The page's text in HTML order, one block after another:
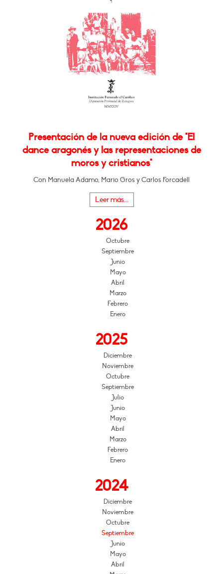
Presentación de la nueva edición de "El
dance aragonés y las representaciones de
moros y cristianos"
Con Manuela Adamo, Mario Gros y Carlos Forcadell
Leer más...
2026
Octubre
Septiembre
Junio
Mayo
Abril
Marzo
Febrero
Enero
2025
Diciembre
Noviembre
Octubre
Septiembre
Julio
Junio
Mayo
Abril
Marzo
Febrero
Enero
2024
Diciembre
Noviembre
Octubre
Septiembre
Junio
Mayo
Abril